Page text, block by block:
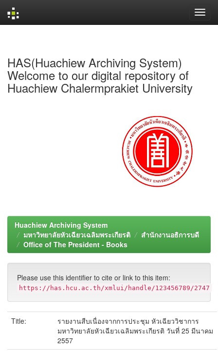
HAS(Huachiew Archiving System)
Welcome to our digital repository of
Huachiew Chalermprakiet University
Huachiew Archiving System
มหาวิทยาลัยหัวเฉียวเฉลิมพระเกียรติ
สำนักงานอธิการบดี
Office of The President - Books
Please use this identifier to cite or link to this item:
https://has.hcu.ac.th/xmlui/handle/123456789/2747
Title:
รายงานสืบเนื่องจากการประชุม หัวเฉียววิชาการ
มหาวิทยาลัยหัวเฉียวเฉลิมพระเกียรติ วันที่ 25 มีนาคม
2557